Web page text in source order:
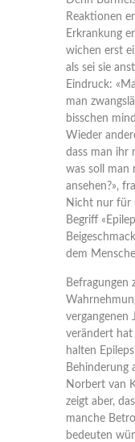
Reaktionen
Erkrankung
wichen erst
als sei sie
Eindruck:
man
bisschen
Wieder
dass man ihr
was soll man
ansehen?»,
Nicht nur für
Begriff
dem
Befragungen
vergangenen
verändert hat
halten
Behinderung
Norbert van
zeigt aber,
manche
bedeuten